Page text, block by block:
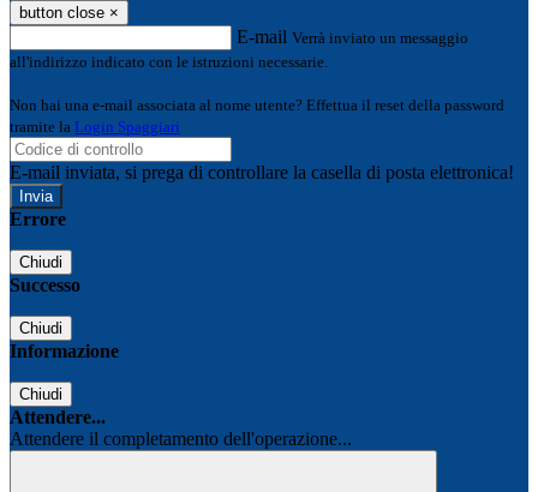
button close ×
E-mail Verrà inviato un messaggio
all'indirizzo indicato con le istruzioni necessarie.
Non hai una e-mail associata al nome utente? Effettua il reset della password
tramite la Login Spaggiari
E-mail inviata, si prega di controllare la casella di posta elettronica!
Errore
Chiudi
Successo
Chiudi
Informazione
Chiudi
Attendere...
Attendere il completamento dell'operazione...